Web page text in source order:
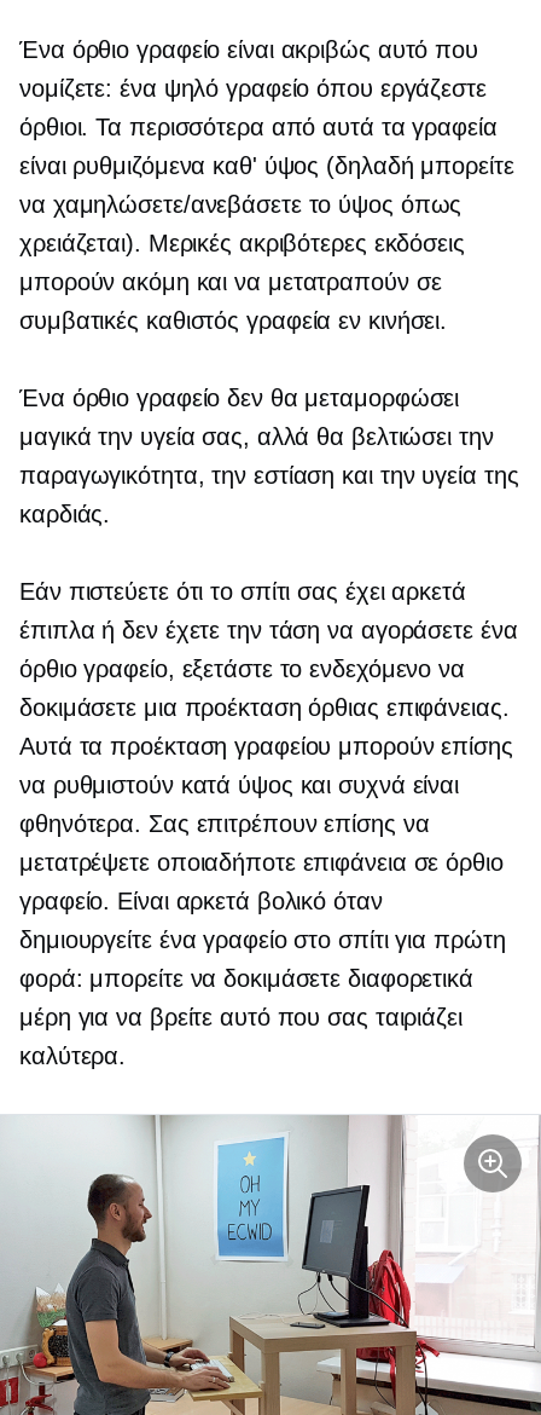
Ένα όρθιο γραφείο είναι ακριβώς αυτό που
νομίζετε: ένα ψηλό γραφείο όπου εργάζεστε
όρθιοι. Τα περισσότερα από αυτά τα γραφεία
είναι ρυθμιζόμενα καθ' ύψος (δηλαδή μπορείτε
να χαμηλώσετε/ανεβάσετε το ύψος όπως
χρειάζεται). Μερικές ακριβότερες εκδόσεις
μπορούν ακόμη και να μετατραπούν σε
συμβατικές καθιστός γραφεία εν κινήσει.
Ένα όρθιο γραφείο δεν θα μεταμορφώσει
μαγικά την υγεία σας, αλλά θα βελτιώσει την
παραγωγικότητα, την εστίαση και την υγεία της
καρδιάς.
Εάν πιστεύετε ότι το σπίτι σας έχει αρκετά
έπιπλα ή δεν έχετε την τάση να αγοράσετε ένα
όρθιο γραφείο, εξετάστε το ενδεχόμενο να
δοκιμάσετε μια προέκταση όρθιας επιφάνειας.
Αυτά τα προέκταση γραφείου μπορούν επίσης
να ρυθμιστούν κατά ύψος και συχνά είναι
φθηνότερα. Σας επιτρέπουν επίσης να
μετατρέψετε οποιαδήποτε επιφάνεια σε όρθιο
γραφείο. Είναι αρκετά βολικό όταν
δημιουργείτε ένα γραφείο στο σπίτι για πρώτη
φορά: μπορείτε να δοκιμάσετε διαφορετικά
μέρη για να βρείτε αυτό που σας ταιριάζει
καλύτερα.